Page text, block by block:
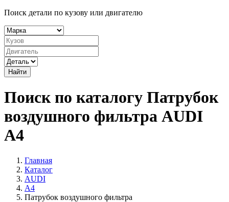
Поиск детали по кузову или двигателю
Найти
Поиск по каталогу Патрубок
воздушного фильтра AUDI
A4
Главная
Каталог
AUDI
A4
Патрубок воздушного фильтра